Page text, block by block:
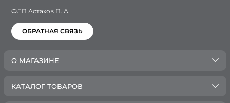
ФЛП Астахов П. А.
ОБРАТНАЯ СВЯЗЬ
О МАГАЗИНЕ
КАТАЛОГ ТОВАРОВ